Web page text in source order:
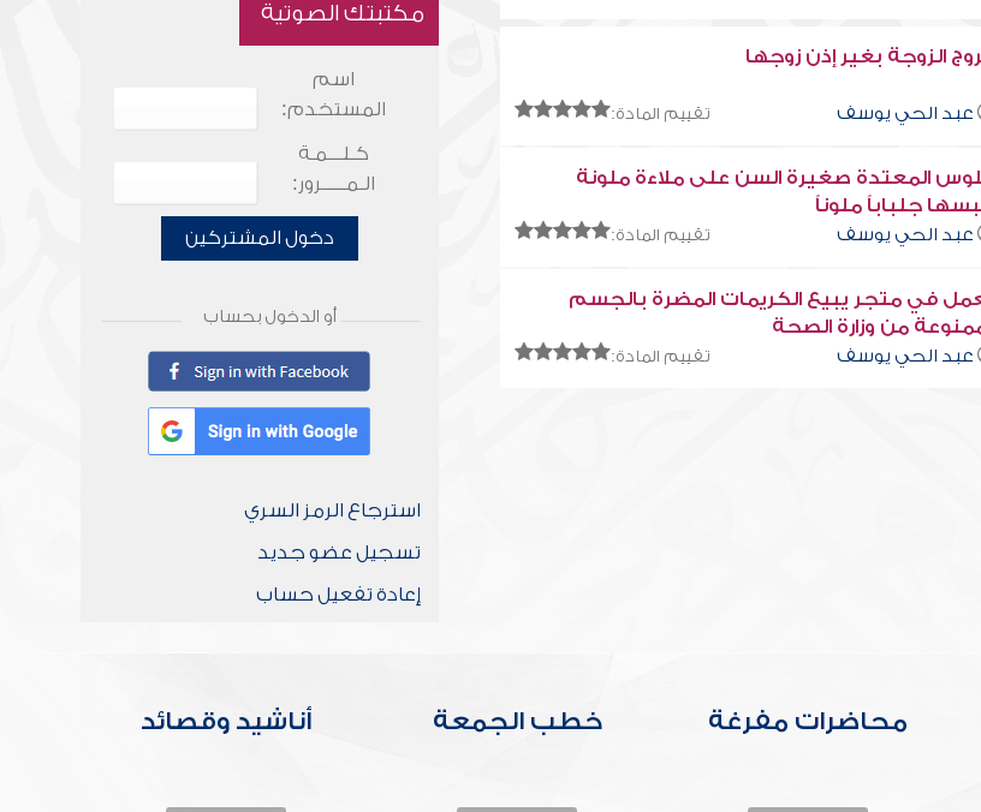
الزوجة بغير إذن زوجها
عبد الحي يوسف تقييم المادة:
المعتدة صغيرة السن على ملاءة ملونة
جلباباً ملوناً
عبد الحي يوسف تقييم المادة:
في متجر يبيع الكريمات المضرة بالجسم
من وزارة الصحة
عبد الحي يوسف تقييم المادة:
مكتبتك الصوتية
اسم
المستخدم:
كـلـــمـة
الـمـــــرور:
دخول المشتركين
أو الدخول بحساب
استرجاع الرمز السري
تسجيل عضو جديد
إعادة تفعيل حساب
محاضرات مفرغة خطب الجمعة أناشيد وقصائد